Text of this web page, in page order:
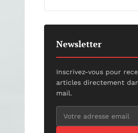
Newsletter
Inscrivez-vous pour
articles directement
mail.